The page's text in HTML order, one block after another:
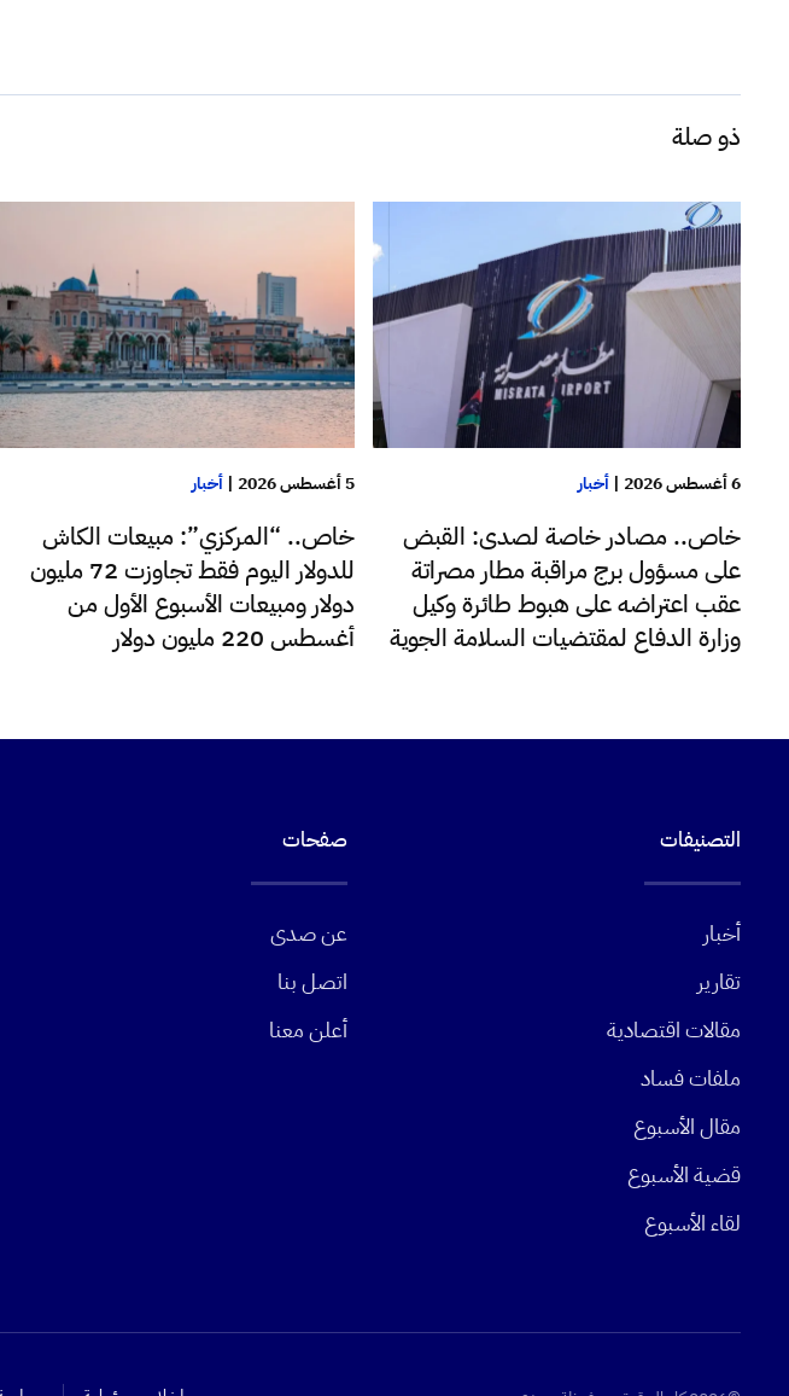
ذو صلة
6 أغسطس 2026 | أخبار
خاص.. مصادر خاصة لصدى: القبض
على مسؤول برج مراقبة مطار مصراتة
عقب اعتراضه على هبوط طائرة وكيل
وزارة الدفاع لمقتضيات السلامة الجوية
5 أغسطس 2026 | أخبار
خاص.. “المركزي”: مبيعات الكاش
للدولار اليوم فقط تجاوزت 72 مليون
دولار ومبيعات الأسبوع الأول من
أغسطس 220 مليون دولار
التصنيفات
أخبار
تقارير
مقالات اقتصادية
ملفات فساد
مقال الأسبوع
قضية الأسبوع
لقاء الأسبوع
صفحات
عن صدى
اتصل بنا
أعلن معنا